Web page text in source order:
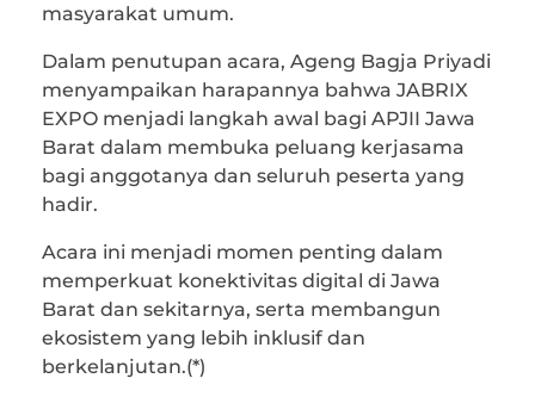
masyarakat umum.
Dalam penutupan acara, Ageng Bagja Priyadi
menyampaikan harapannya bahwa JABRIX
EXPO menjadi langkah awal bagi APJII Jawa
Barat dalam membuka peluang kerjasama
bagi anggotanya dan seluruh peserta yang
hadir.
Acara ini menjadi momen penting dalam
memperkuat konektivitas digital di Jawa
Barat dan sekitarnya, serta membangun
ekosistem yang lebih inklusif dan
berkelanjutan.(*)